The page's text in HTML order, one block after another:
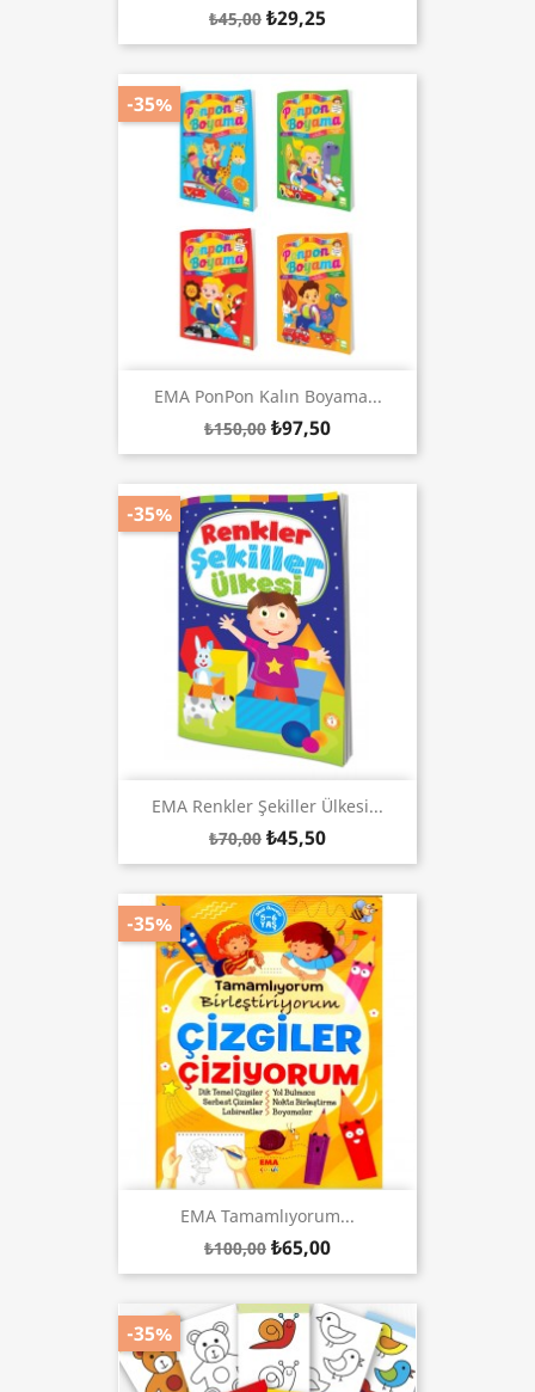
₺45,00 ₺29,25
EMA PonPon Kalın Boyama...
₺150,00 ₺97,50
-35%
EMA Renkler Şekiller Ülkesi...
₺70,00 ₺45,50
-35%
EMA Tamamlıyorum...
₺100,00 ₺65,00
-35%
-35%